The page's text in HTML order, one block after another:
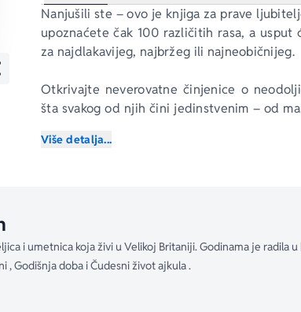
Nanjušili ste – ovo je knjiga za prave
upoznaćete čak 100 različitih rasa, a
za najdlakavijeg, najbržeg ili najneobičnijeg.
Otkrivajte neverovatne činjenice o
šta svakog od njih čini jedinstvenim – od
Više detalja...
i umetnica koja živi u Velikoj Britaniji. Godinama je radila
, Godišnja doba i Čudesni život ajkula .